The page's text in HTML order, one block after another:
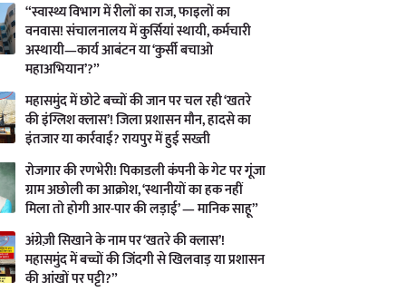
“स्वास्थ्य विभाग में रीलों का राज, फाइलों का
वनवास! संचालनालय में कुर्सियां स्थायी, कर्मचारी
अस्थायी—कार्य आबंटन या ‘कुर्सी बचाओ
महाअभियान’?”
महासमुंद में छोटे बच्चों की जान पर चल रही ‘खतरे
की इंग्लिश क्लास’! जिला प्रशासन मौन, हादसे का
इंतजार या कार्रवाई? रायपुर में हुई सख्ती
रोजगार की रणभेरी! पिकाडली कंपनी के गेट पर गूंजा
ग्राम अछोली का आक्रोश, ‘स्थानीयों का हक नहीं
मिला तो होगी आर-पार की लड़ाई’ — मानिक साहू”
अंग्रेज़ी सिखाने के नाम पर ‘खतरे की क्लास’!
महासमुंद में बच्चों की जिंदगी से खिलवाड़ या प्रशासन
की आंखों पर पट्टी?”